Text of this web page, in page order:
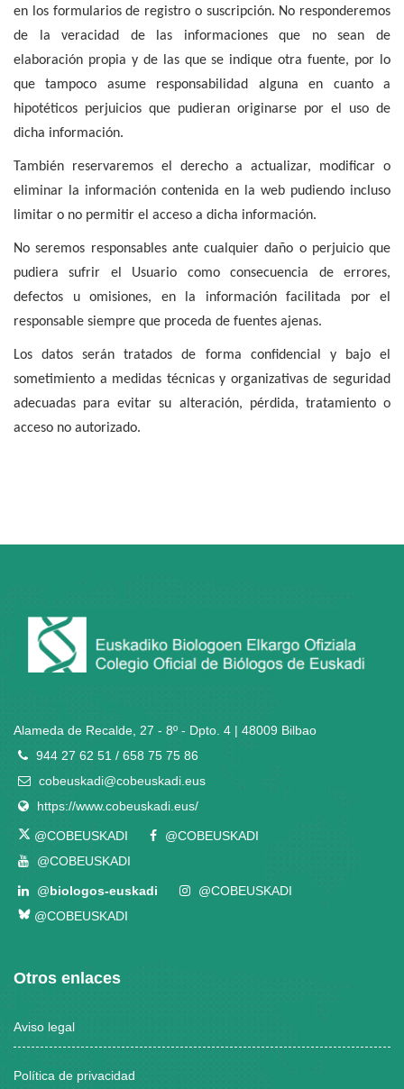
en los formularios de registro o suscripción. No responderemos
de la veracidad de las informaciones que no sean de
elaboración propia y de las que se indique otra fuente, por lo
que tampoco asume responsabilidad alguna en cuanto a
hipotéticos perjuicios que pudieran originarse por el uso de
dicha información.
También reservaremos el derecho a actualizar, modificar o
eliminar la información contenida en la web pudiendo incluso
limitar o no permitir el acceso a dicha información.
No seremos responsables ante cualquier daño o perjuicio que
pudiera sufrir el Usuario como consecuencia de errores,
defectos u omisiones, en la información facilitada por el
responsable siempre que proceda de fuentes ajenas.
Los datos serán tratados de forma confidencial y bajo el
sometimiento a medidas técnicas y organizativas de seguridad
adecuadas para evitar su alteración, pérdida, tratamiento o
acceso no autorizado.
Alameda de Recalde, 27 - 8º - Dpto. 4 | 48009 Bilbao
944 27 62 51 / 658 75 75 86
cobeuskadi@cobeuskadi.eus
https://www.cobeuskadi.eus/
@COBEUSKADI
@COBEUSKADI
@COBEUSKADI
@biologos-euskadi
@COBEUSKADI
@COBEUSKADI
Otros enlaces
Aviso legal
Política de privacidad